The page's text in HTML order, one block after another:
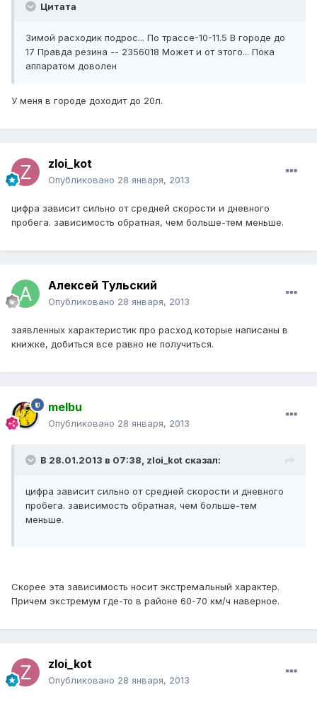
Цитата
Зимой расходик подрос... По трассе-10-11.5 В городе до
17 Правда резина -- 2356018 Может и от этого... Пока
аппаратом доволен
У меня в городе доходит до 20л.
zloi_kot
Опубликовано 28 января, 2013
цифра зависит сильно от средней скорости и дневного
пробега. зависимость обратная, чем больше-тем меньше.
Алексей Тульский
Опубликовано 28 января, 2013
заявленных характеристик про расход которые написаны в
книжке, добиться все равно не получиться.
melbu
Опубликовано 28 января, 2013
В 28.01.2013 в 07:38, zloi_kot сказал:
цифра зависит сильно от средней скорости и дневного
пробега. зависимость обратная, чем больше-тем
меньше.
Скорее эта зависимость носит экстремальный характер.
Причем экстремум где-то в районе 60-70 км/ч наверное.
zloi_kot
Опубликовано 28 января, 2013